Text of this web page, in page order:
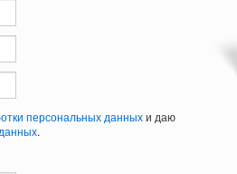
персональных данныхи даю
.